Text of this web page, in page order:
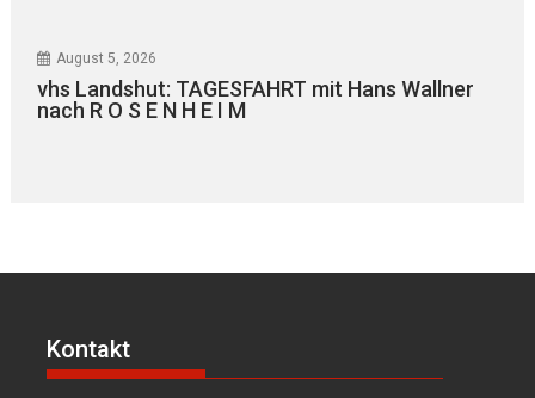
August 5, 2026
vhs Landshut: TAGESFAHRT mit Hans Wallner
nach R O S E N H E I M
Kontakt